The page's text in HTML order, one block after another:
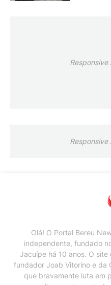
Olá! O Portal Bereu
independente, fundado
Jacuípe há 10 anos. O
fundador Joab Vitorino e da
que bravamente luta em